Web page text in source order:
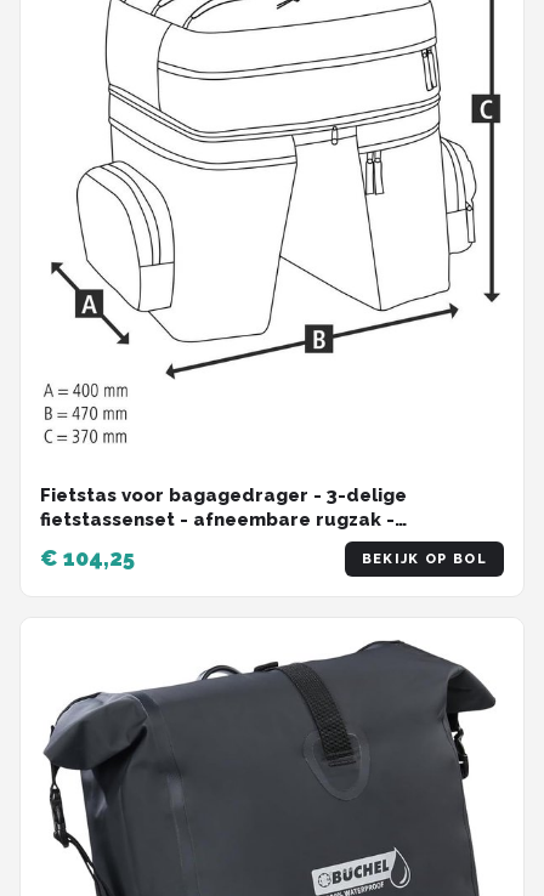
Fietstas voor bagagedrager - 3-delige
fietstassenset - afneembare rugzak -
bagagedragertas - twee zijzakken - regenhoes -
zwart
€ 104,25 BEKIJK OP BOL